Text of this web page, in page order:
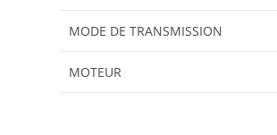
MODE DE TRANSMISSION
MOTEUR